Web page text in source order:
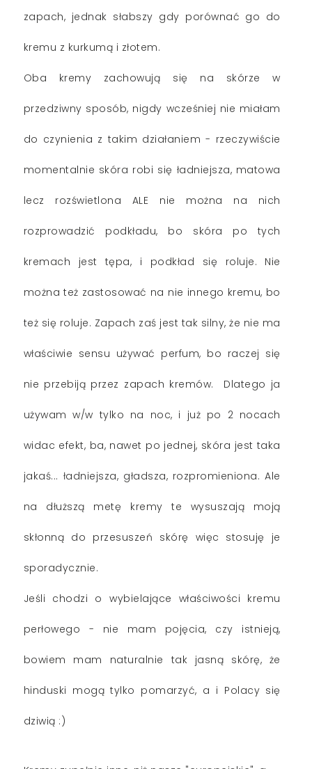
zapach, jednak słabszy gdy porównać go do
kremu z kurkumą i złotem.
Oba kremy zachowują się na skórze w
przedziwny sposób, nigdy wcześniej nie miałam
do czynienia z takim działaniem - rzeczywiście
momentalnie skóra robi się ładniejsza, matowa
lecz rozświetlona ALE nie można na nich
rozprowadzić podkładu, bo skóra po tych
kremach jest tępa, i podkład się roluje. Nie
można też zastosować na nie innego kremu, bo
też się roluje. Zapach zaś jest tak silny, że nie ma
właściwie sensu używać perfum, bo raczej się
nie przebiją przez zapach kremów. Dlatego ja
używam w/w tylko na noc, i już po 2 nocach
widac efekt, ba, nawet po jednej, skóra jest taka
jakaś... ładniejsza, gładsza, rozpromieniona. Ale
na dłuższą metę kremy te wysuszają moją
skłonną do przesuszeń skórę więc stosuję je
sporadycznie.
Jeśli chodzi o wybielające właściwości kremu
perłowego - nie mam pojęcia, czy istnieją,
bowiem mam naturalnie tak jasną skórę, że
hinduski mogą tylko pomarzyć, a i Polacy się
dziwią :)